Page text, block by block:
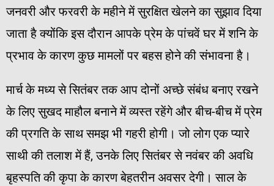
जनवरी और फरवरी के महीने में सुरक्षित खेलने का सुझाव दिया
जाता है क्योंकि इस दौरान आपके प्रेम के पांचवें घर में शनि के
प्रभाव के कारण कुछ मामलों पर बहस होने की संभावना है।
मार्च के मध्य से सितंबर तक आप दोनों अच्छे संबंध बनाए रखने
के लिए सुखद माहौल बनाने में व्यस्त रहेंगे और बीच-बीच में प्रेम
की प्रगति के साथ समझ भी गहरी होगी। जो लोग एक प्यारे
साथी की तलाश में हैं, उनके लिए सितंबर से नवंबर की अवधि
बृहस्पति की कृपा के कारण बेहतरीन अवसर देगी। साल के